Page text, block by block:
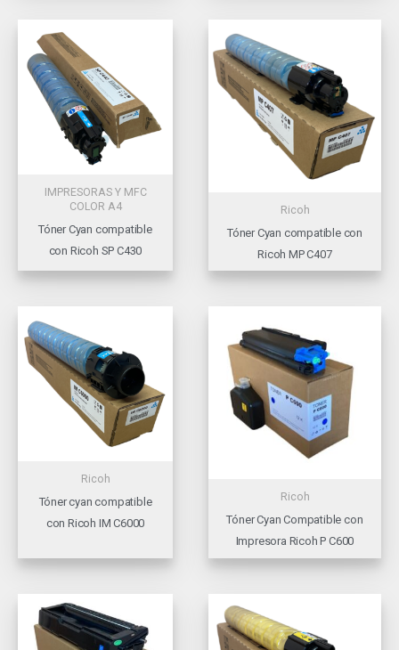
IMPRESORAS Y MFC
COLOR A4
Tóner Cyan compatible
con Ricoh SP C430
Ricoh
Tóner Cyan compatible con
Ricoh MP C407
Ricoh
Tóner cyan compatible
con Ricoh IM C6000
Ricoh
Tóner Cyan Compatible con
Impresora Ricoh P C600